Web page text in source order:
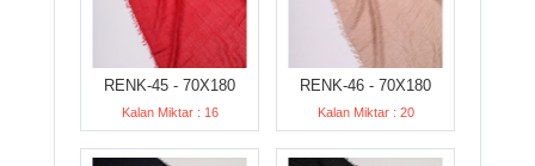
RENK-45 - 70X180
Kalan Miktar : 16
RENK-46 - 70X180
Kalan Miktar : 20